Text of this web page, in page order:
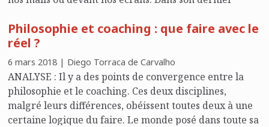
à une immobilité nécessaire à la réflexion, dans la
continuité de toutes ces immobilités historiques,
méditatives ou contestataires, et qui constitue
aujourd'hui le meilleur moyen de « tenir et de lutter ».
Philosophie et coaching : que faire avec le
réel ?
6 mars 2018 | Diego Torraca de Carvalho
ANALYSE : Il y a des points de convergence entre la
philosophie et le coaching. Ces deux disciplines,
malgré leurs différences, obéissent toutes deux à une
certaine logique du faire. Le monde posé dans toute sa